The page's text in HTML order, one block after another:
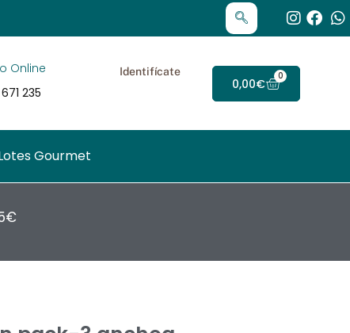
Online
235
Identifícate
0,00€ 0
Carrito
Gourmet